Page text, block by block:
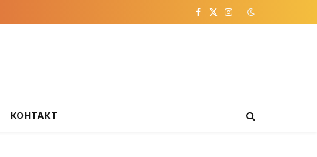
Facebook
X
Instagram
КОНТАКТ